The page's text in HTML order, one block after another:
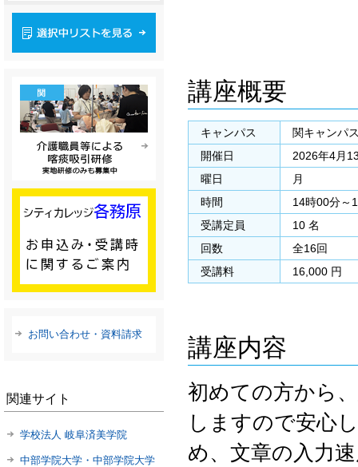
講座概要
キャンパス
関キャンパ
開催日
2026年4月
曜日
月
時間
14時00分～
受講定員
10 名
回数
全16回
受講料
16,000 円
講座内容
初めての方から
しますので安心
め、文章の入力
お問い合わせ・資料請求
関連サイト
学校法人 岐阜済美学院
中部学院大学・中部学院大学